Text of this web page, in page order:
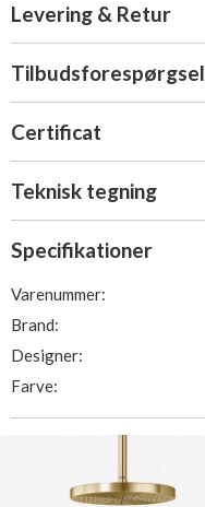
Levering & Retur
Tilbudsforespørgsel
Certificat
Teknisk tegning
Specifikationer
Varenummer:
Brand:
Designer:
Farve: